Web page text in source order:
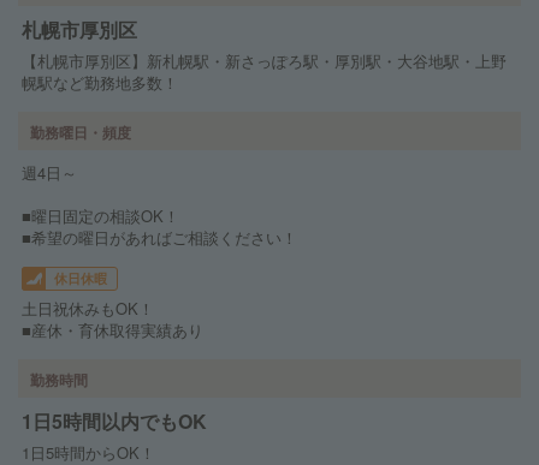
札幌市厚別区
【札幌市厚別区】新札幌駅・新さっぽろ駅・厚別駅・大谷地駅・上野
幌駅など勤務地多数！
勤務曜日・頻度
週4日～
■曜日固定の相談OK！
■希望の曜日があればご相談ください！
休日休暇
土日祝休みもOK！
■産休・育休取得実績あり
勤務時間
1日5時間以内でもOK
1日5時間からOK！